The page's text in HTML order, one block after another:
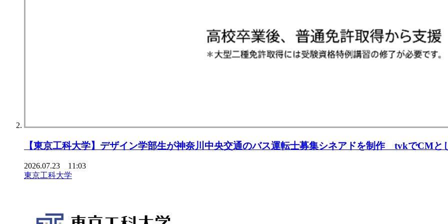
【東京⼯科⼤学】デザイン学部⽣が神奈川中央交通のバス運転⼠募集シネアドを制作 tvkでCMと
2026.07.23 11:03
東京工科大学